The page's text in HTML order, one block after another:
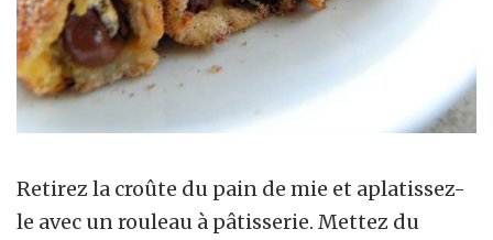
Retirez la croûte du pain de mie et aplatissez-
le avec un rouleau à pâtisserie. Mettez du